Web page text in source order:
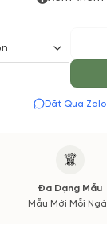
gian giao sẽ
Đặt Qua Zalo
Đa Dạng Mẫu
Mẫu Mới Mỗi